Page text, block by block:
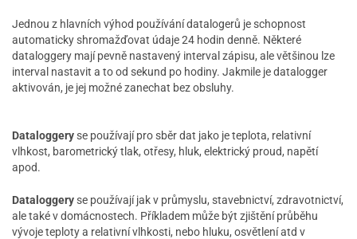
Jednou z hlavních výhod používání datalogerů je schopnost
automaticky shromažďovat údaje 24 hodin denně. Některé
dataloggery mají pevně nastavený interval zápisu, ale většinou lze
interval nastavit a to od sekund po hodiny. Jakmile je datalogger
aktivován, je jej možné zanechat bez obsluhy.
Dataloggeryse používají pro sběr dat jako je teplota, relativní
vlhkost, barometrický tlak, otřesy, hluk, elektrický proud, napětí
apod.
Dataloggeryse používají jak v průmyslu, stavebnictví, zdravotnictví,
ale také v domácnostech. Příkladem může být zjištění průběhu
vývoje teploty a relativní vlhkosti, nebo hluku, osvětlení atd v